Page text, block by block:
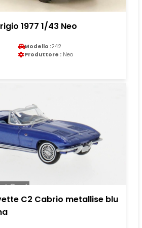
1977 1/43 Neo
Modello :242
Produttore : Neo
C2 Cabrio metallise blu